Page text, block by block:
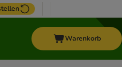
Warenkorb